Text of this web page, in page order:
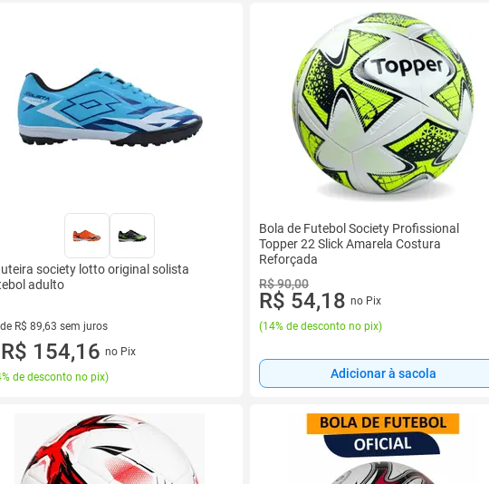
society lotto original solista
adulto
R$ 89,63 sem juros
de R$ 89,63 sem juros
R$ 154,16 no Pix
de desconto no pix)
Bola de Futebol Society Profissional
Topper 22 Slick Amarela Costura
Reforçada
R$ 90,00
R$ 54,18 no Pix
(14% de desconto no pix)
Adicionar à sacola